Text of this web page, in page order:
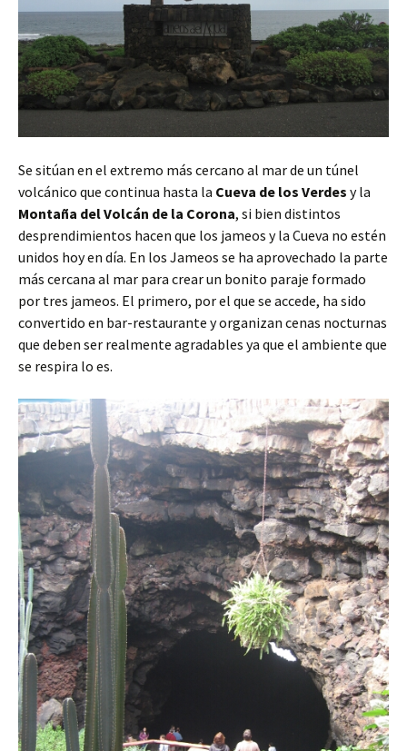
Se sitúan en el extremo más cercano al mar de un túnel
volcánico que continua hasta la Cueva de los Verdes y la
Montaña del Volcán de la Corona, si bien distintos
desprendimientos hacen que los jameos y la Cueva no estén
unidos hoy en día. En los Jameos se ha aprovechado la parte
más cercana al mar para crear un bonito paraje formado
por tres jameos. El primero, por el que se accede, ha sido
convertido en bar-restaurante y organizan cenas nocturnas
que deben ser realmente agradables ya que el ambiente que
se respira lo es.